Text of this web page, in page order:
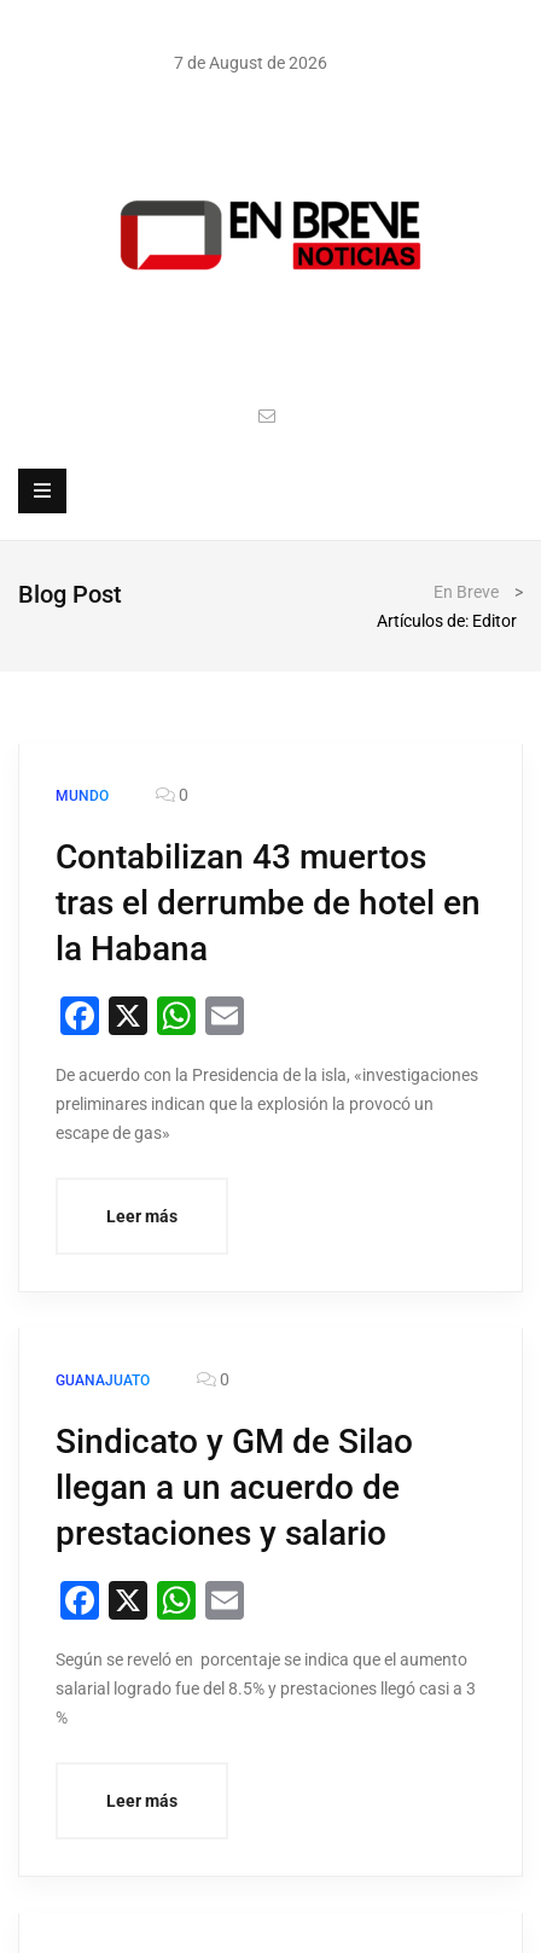
7 de August de 2026
Blog Post En Breve
>
Artículos de: Editor
MUNDO 0
Contabilizan 43 muertos
tras el derrumbe de hotel en
la Habana
Facebook
X WhatsApp
De acuerdo con la Presidencia de la isla, «investigaciones
preliminares indican que la explosión la provocó un
escape de gas»
Leer más
GUANAJUATO 0
Sindicato y GM de Silao
llegan a un acuerdo de
prestaciones y salario
Facebook
X WhatsApp
Según se reveló en porcentaje se indica que el aumento
salarial logrado fue del 8.5% y prestaciones llegó casi a 3
%
Leer más